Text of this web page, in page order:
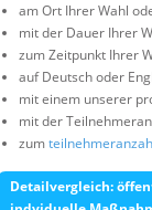
am Ort Ihrer Wahl
mit der Dauer Ihrer
zum Zeitpunkt Ihrer
auf Deutsch oder
mit einem unserer
mit der
zum
Detailvergleich: